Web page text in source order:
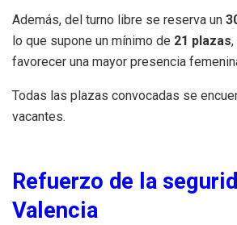
Además, del turno libre se reserva un
lo que supone un mínimo de 21 plazas
favorecer una mayor presencia
Todas las plazas convocadas se
vacantes.
Refuerzo de la
Valencia